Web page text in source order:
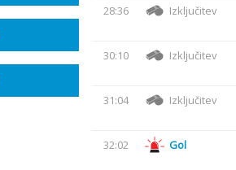
28:36 Izključitev
30:10 Izključitev
31:04 Izključitev
32:02 Gol